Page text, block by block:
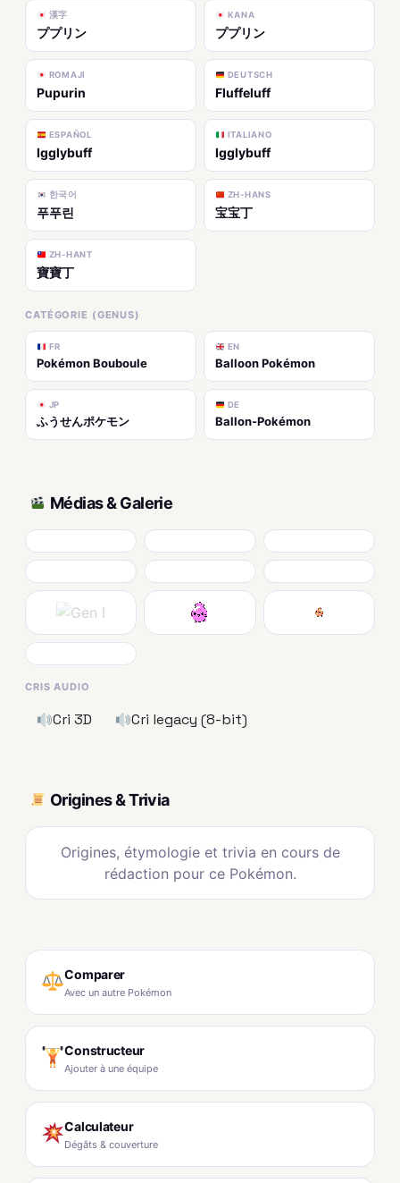
漢字
ププリン
KANA
ププリン
ROMAJI
Pupurin
DEUTSCH
Fluffeluff
ESPAÑOL
Igglybuff
ITALIANO
Igglybuff
한국어
푸푸린
ZH-HANS
宝宝丁
ZH-HANT
寶寶丁
CATÉGORIE (GENUS)
FR
Pokémon Bouboule
EN
Balloon Pokémon
JP
ふうせんポケモン
DE
Ballon-Pokémon
Médias & Galerie
CRIS AUDIO
Cri 3D Cri legacy (8-bit)
Origines & Trivia
Origines, étymologie et trivia en cours de
rédaction pour ce Pokémon.
Comparer
Avec un autre Pokémon
Constructeur
Ajouter à une équipe
Calculateur
Dégâts & couverture